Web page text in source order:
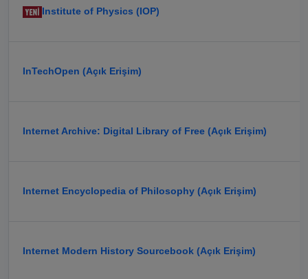
Institute of Physics (IOP)
InTechOpen (Açık Erişim)
Internet Archive: Digital Library of Free (Açık Erişim)
Internet Encyclopedia of Philosophy (Açık Erişim)
Internet Modern History Sourcebook (Açık Erişim)